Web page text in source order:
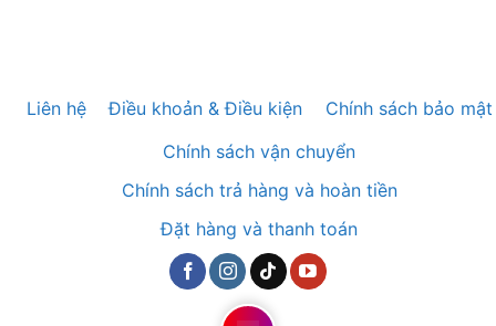
Liên hệ Điều khoản & Điều kiện
Chính sách bảo mật
Chính sách vận chuyển
Chính sách trả hàng và hoàn tiền
Đặt hàng và thanh toán